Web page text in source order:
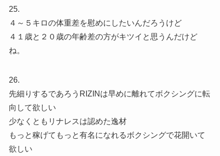
25.
４～５キロの体重差を慰めにしたいんだろうけど
４１歳と２０歳の年齢差の方がキツイと思うんだけど
ね。
26.
先細りするであろうRIZINは早めに離れてボクシングに転
向して欲しい
少なくともリナレスは認めた逸材
もっと稼げてもっと有名になれるボクシングで花開いて
欲しい